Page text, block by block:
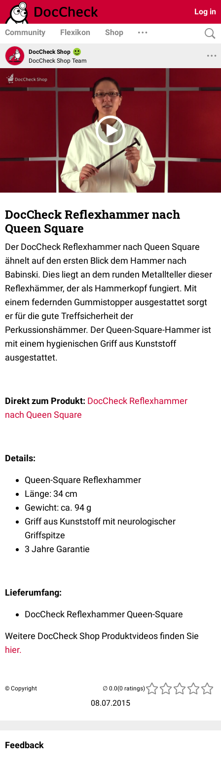
Log in
Community Flexikon Shop
DocCheck Shop
DocCheck Shop Team
DocCheck Reflexhammer nach
Queen Square
Der DocCheck Reflexhammer nach Queen Square
ähnelt auf den ersten Blick dem Hammer nach
Babinski. Dies liegt an dem runden Metallteller dieser
Reflexhämmer, der als Hammerkopf fungiert. Mit
einem federnden Gummistopper ausgestattet sorgt
er für die gute Treffsicherheit der
Perkussionshämmer. Der Queen-Square-Hammer ist
mit einem hygienischen Griff aus Kunststoff
ausgestattet.
Direkt zum Produkt: DocCheck Reflexhammer
nach Queen Square
Details:
Queen-Square Reflexhammer
Länge: 34 cm
Gewicht: ca. 94 g
Griff aus Kunststoff mit neurologischer
Griffspitze
3 Jahre Garantie
Lieferumfang:
DocCheck Reflexhammer Queen-Square
Weitere DocCheck Shop Produktvideos finden Sie
hier.
© Copyright
08.07.2015
(0 ratings)
Feedback